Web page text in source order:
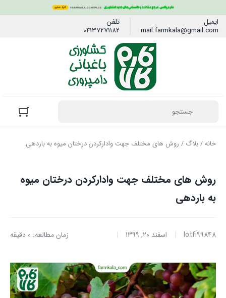
ایمیل
mail.farmkala@gmail.com
تلفن
04137271182
خانه/بلاگ / روش های مختلف جهت وادارکردن درختان میوه به باردهی
روش های مختلف جهت وادارکردن درختان میوه
به باردهی
lotfi99848 اسفند 20, 1399 زمان مطالعه: 0 دقیقه